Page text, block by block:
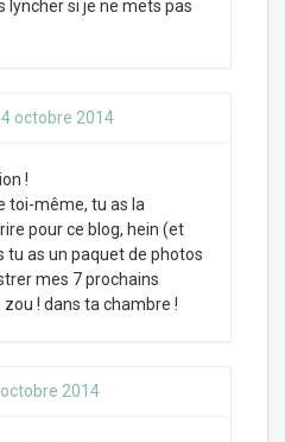
lyncher si je ne mets pas
4 octobre 2014
!
toi-même, tu as la
pour ce blog, hein (et
tu as un paquet de photos
mes 7 prochains
! dans ta chambre !
2014